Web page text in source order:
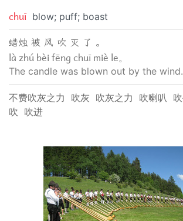
chuī blow; puff; boast
蜡烛 被 风 吹 灭 了 。
là zhú bèi fēng chuī miè le。
The candle was blown out by the wind.
不费吹灰之力 吹灰 吹灰之力 吹喇叭
吹 吹进